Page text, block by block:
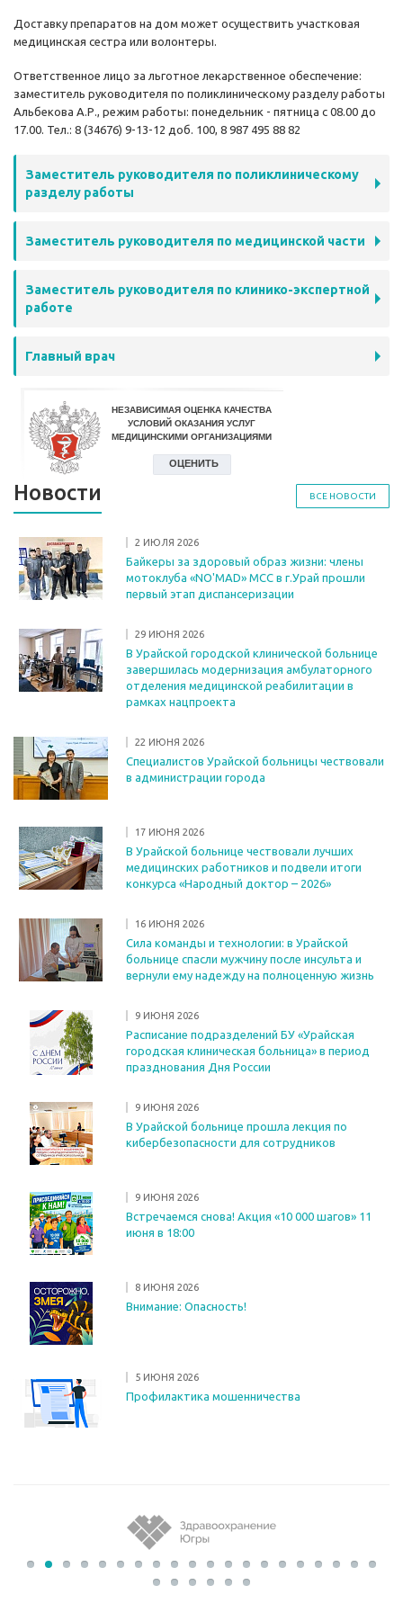
Доставку препаратов на дом может осуществить участковая
медицинская сестра или волонтеры.
Ответственное лицо за льготное лекарственное обеспечение:
заместитель руководителя по поликлиническому разделу работы
Альбекова А.Р., режим работы: понедельник - пятница с 08.00 до
17.00. Тел.: 8 (34676) 9-13-12 доб. 100, 8 987 495 88 82
Заместитель руководителя по поликлиническому
разделу работы
Заместитель руководителя по медицинской части
Заместитель руководителя по клинико-экспертной
работе
Главный врач
ВСЕ НОВОСТИ
Новости
2 ИЮЛЯ 2026
Байкеры за здоровый образ жизни: члены
мотоклуба «NO'MAD» MCC в г.Урай прошли
первый этап диспансеризации
29 ИЮНЯ 2026
В Урайской городской клинической больнице
завершилась модернизация амбулаторного
отделения медицинской реабилитации в
рамках нацпроекта
22 ИЮНЯ 2026
Специалистов Урайской больницы чествовали
в администрации города
17 ИЮНЯ 2026
В Урайской больнице чествовали лучших
медицинских работников и подвели итоги
конкурса «Народный доктор – 2026»
16 ИЮНЯ 2026
Сила команды и технологии: в Урайской
больнице спасли мужчину после инсульта и
вернули ему надежду на полноценную жизнь
9 ИЮНЯ 2026
Расписание подразделений БУ «Урайская
городская клиническая больница» в период
празднования Дня России
9 ИЮНЯ 2026
В Урайской больнице прошла лекция по
кибербезопасности для сотрудников
9 ИЮНЯ 2026
Встречаемся снова! Акция «10 000 шагов» 11
июня в 18:00
8 ИЮНЯ 2026
Внимание: Опасность!
5 ИЮНЯ 2026
Профилактика мошенничества